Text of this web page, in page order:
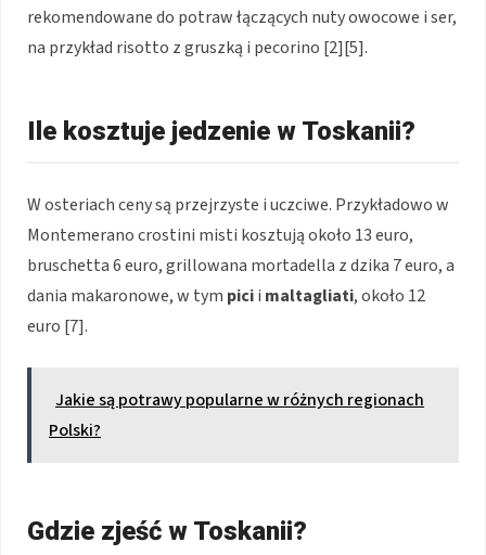
rekomendowane do potraw łączących nuty owocowe i ser,
na przykład risotto z gruszką i pecorino [2][5].
Ile kosztuje jedzenie w Toskanii?
W osteriach ceny są przejrzyste i uczciwe. Przykładowo w
Montemerano crostini misti kosztują około 13 euro,
bruschetta 6 euro, grillowana mortadella z dzika 7 euro, a
dania makaronowe, w tym picii maltagliati, około 12
euro [7].
Jakie są potrawy popularne w różnych regionach
Polski?
Gdzie zjeść w Toskanii?